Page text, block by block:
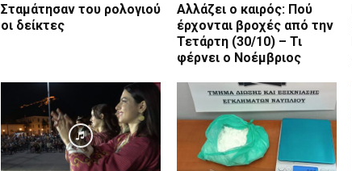
Σταμάτησαν του ρολογιού
οι δείκτες
Αλλάζει ο καιρός: Πού
έρχονται βροχές από την
Τετάρτη (30/10) – Τι
φέρνει ο Νοέμβριος